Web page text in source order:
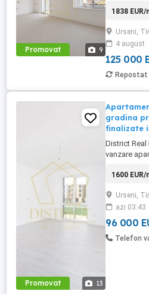
Promovat 9
o strada
o suprafata
un balcon
al unui bloc
1838 EUR/
Urseni,
4 august
125 000
Promovat 13
gradina
finalizate
District Real
vanzare
doresc sa
finisat cu
pentru noul
luminos ...
1600 EUR/
Urseni,
azi 03:43
96 000
Telefon